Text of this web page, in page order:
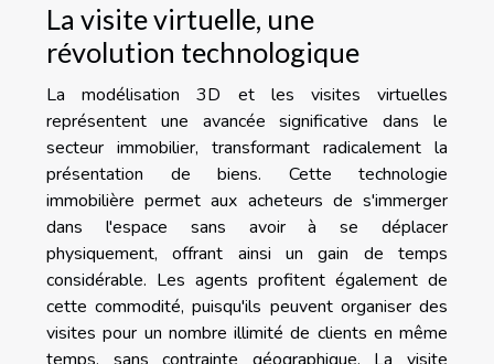
La visite virtuelle, une
révolution technologique
La modélisation 3D et les visites virtuelles
représentent une avancée significative dans le
secteur immobilier, transformant radicalement la
présentation de biens. Cette technologie
immobilière permet aux acheteurs de s'immerger
dans l'espace sans avoir à se déplacer
physiquement, offrant ainsi un gain de temps
considérable. Les agents profitent également de
cette commodité, puisqu'ils peuvent organiser des
visites pour un nombre illimité de clients en même